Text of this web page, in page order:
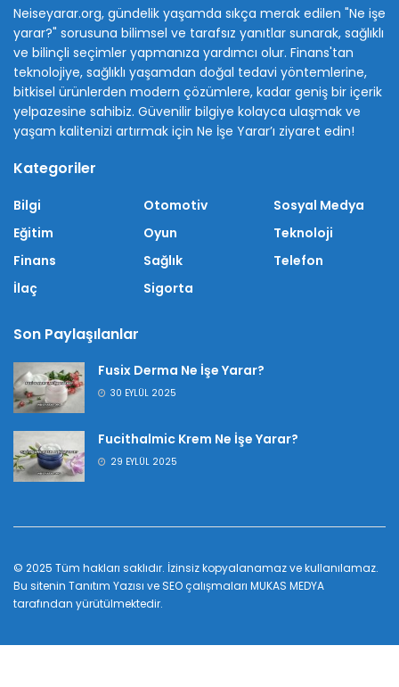
Neiseyarar.org, gündelik yaşamda sıkça merak edilen "Ne işe
yarar?" sorusuna bilimsel ve tarafsız yanıtlar sunarak, sağlıklı
ve bilinçli seçimler yapmanıza yardımcı olur. Finans'tan
teknolojiye, sağlıklı yaşamdan doğal tedavi yöntemlerine,
bitkisel ürünlerden modern çözümlere, kadar geniş bir içerik
yelpazesine sahibiz. Güvenilir bilgiye kolayca ulaşmak ve
yaşam kalitenizi artırmak için Ne İşe Yarar’ı ziyaret edin!
Kategoriler
Bilgi
Eğitim
Finans
İlaç
Otomotiv
Oyun
Sağlık
Sigorta
Sosyal Medya
Teknoloji
Telefon
Son Paylaşılanlar
Fusix Derma Ne İşe Yarar?
30 EYLÜL 2025
Fucithalmic Krem Ne İşe Yarar?
29 EYLÜL 2025
© 2025 Tüm hakları saklıdır. İzinsiz kopyalanamaz ve kullanılamaz.
Bu sitenin Tanıtım Yazısı ve SEO çalışmaları MUKAS MEDYA
tarafından yürütülmektedir.